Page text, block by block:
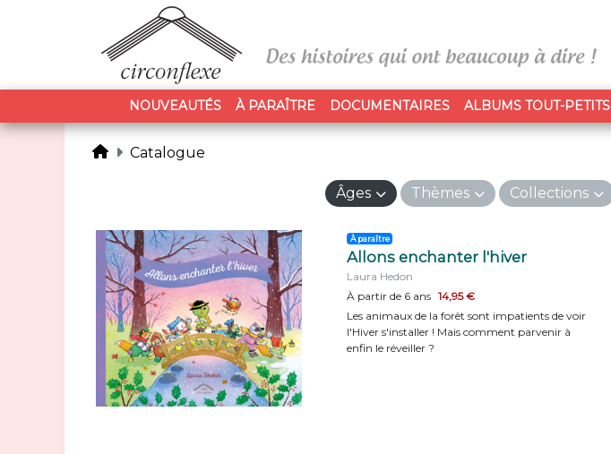
NOUVEAUTÉS À PARAÎTRE DOCUMENTAIRES ALBUMS TOUT-PETITS
Catalogue
Âges Thèmes Collections
À paraître
Allons enchanter l'hiver
Laura Hedon
À partir de 6 ans 14,95 €
Les animaux de la forêt sont impatients de voir
l'Hiver s'installer ! Mais comment parvenir à
enfin le réveiller ?